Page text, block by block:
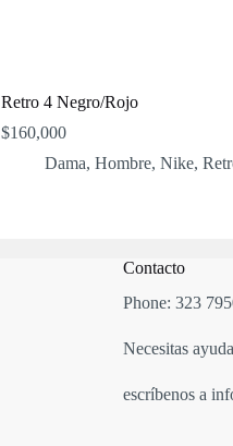
Retro 4 Negro/Rojo
$160,000
Dama,Hombre,Nike,
Contacto
Phone: 323
Necesitas
escríbenos a